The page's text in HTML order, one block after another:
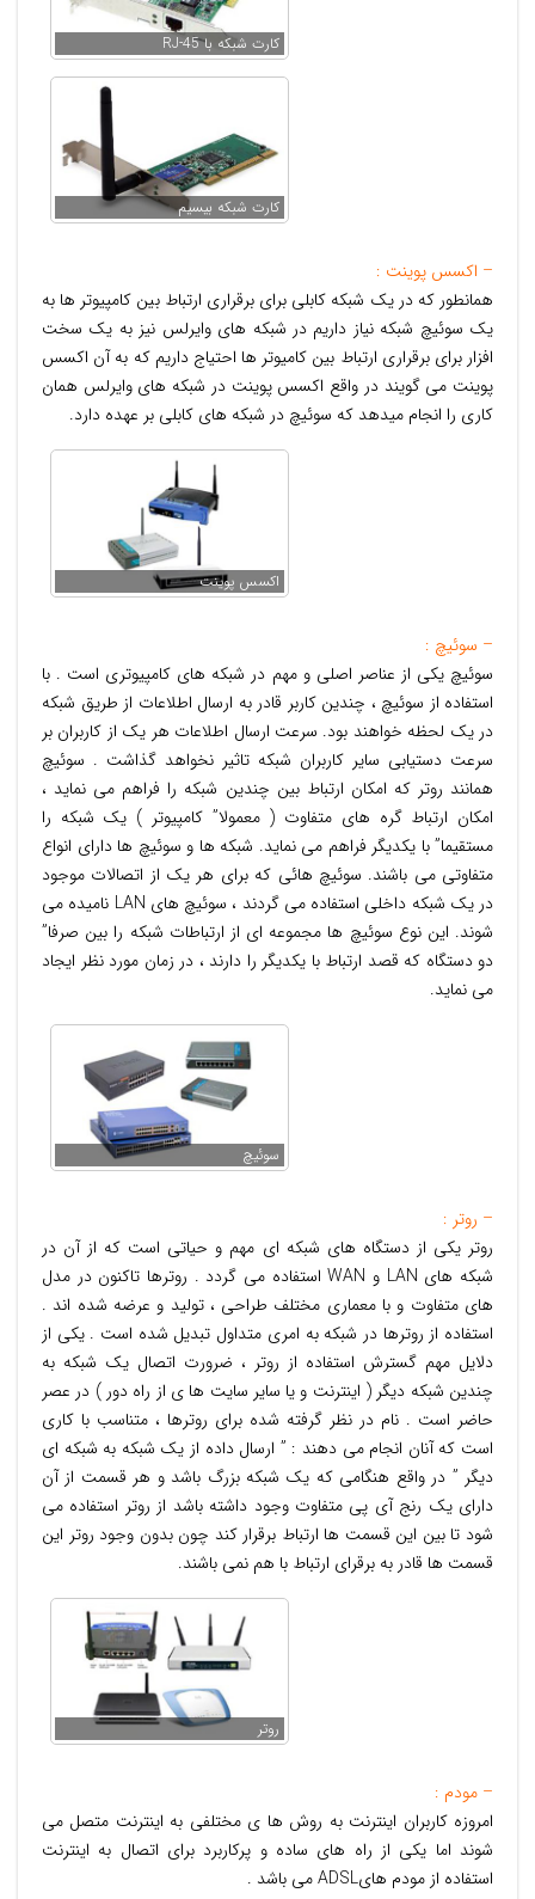
کارت شبکه با RJ-45
کارت شبکه بیسیم
– اکسس پوینت :
همانطور که در یک شبکه کابلی برای برقراری ارتباط بین کامپیوتر ها به
یک سوئیچ شبکه نیاز داریم در شبکه های وایرلس نیز به یک سخت
افزار برای برقراری ارتباط بین کامیوتر ها احتیاج داریم که به آن اکسس
پوینت می گویند در واقع اکسس پوینت در شبکه های وایرلس همان
کاری را انجام میدهد که سوئیچ در شبکه های کابلی بر عهده دارد.
اکسس پوینت
– سوئیچ :
سوئيچ يکی از عناصر اصلی و مهم در شبکه های کامپيوتری است . با
استفاده از سوئيچ ، چندين کاربر قادر به ارسال اطلاعات از طريق شبکه
در يک لحظه خواهند بود. سرعت ارسال اطلاعات هر يک از کاربران بر
سرعت دستيابی ساير کاربران شبکه تاثير نخواهد گذاشت . سوئيچ
همانند روتر که امکان ارتباط بين چندين شبکه را فراهم می نمايد ،
امکان ارتباط گره های متفاوت ( معمولا” کامپيوتر ) يک شبکه را
مستقيما” با يکديگر فراهم می نمايد. شبکه ها و سوئيچ ها دارای انواع
متفاوتی می باشند. سوئيچ هائی که برای هر يک از اتصالات موجود
در يک شبکه داخلی استفاده می گردند ، سوئيچ های LAN ناميده می
شوند. اين نوع سوئيچ ها مجموعه ای از ارتباطات شبکه را بين صرفا”
دو دستگاه که قصد ارتباط با يکديگر را دارند ، در زمان مورد نظر ايجاد
می نمايد.
سوئیچ
– روتر :
روتر یکی از دستگاه های شبکه ای مهم و حیاتی است که از آن در
شبکه های LAN و WAN استفاده می گردد . روترها تاکنون در مدل
های متفاوت و با معماری مختلف طراحی ، تولید و عرضه شده اند .
استفاده از روترها در شبکه به امری متداول تبدیل شده است . یکی از
دلایل مهم گسترش استفاده از روتر ، ضرورت اتصال یک شبکه به
چندین شبکه دیگر ( اینترنت و یا سایر سایت ها ی از راه دور ) در عصر
حاضر است . نام در نظر گرفته شده برای روترها ، متناسب با کاری
است که آنان انجام می دهند : ” ارسال داده از یک شبکه به شبکه ای
دیگر ” در واقع هنگامی که یک شبکه بزرگ باشد و هر قسمت از آن
دارای یک رنج آی پی متفاوت وجود داشته باشد از روتر استفاده می
شود تا بین این قسمت ها ارتباط برقرار کند چون بدون وجود روتر این
قسمت ها قادر به برقرای ارتباط با هم نمی باشند.
روتر
– مودم :
امروزه کاربران اینترنت به روش ها ی مختلفی به اینترنت متصل می
شوند اما یکی از راه های ساده و پرکاربرد برای اتصال به اینترنت
استفاده از مودم هایADSL می باشد .